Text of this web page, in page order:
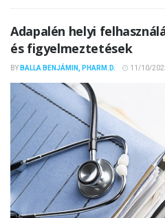
Adapalén helyi
és figyelmeztetések
BY BALLA BENJÁMIN, PHARM.D. 11/10/